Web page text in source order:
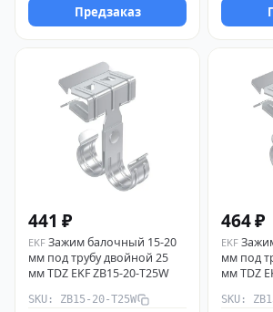
Предзаказ
441 ₽
EKF Зажим балочный 15-20
мм под трубу двойной 25
мм TDZ EKF ZB15-20-T25W
SKU: ZB15-20-T25W
464 ₽
EKF
мм под
мм TDZ
SKU: